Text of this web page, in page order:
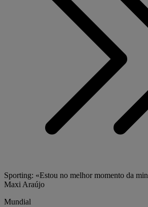
Sporting: «Estou no melhor momento da
Maxi Araújo
Mundial